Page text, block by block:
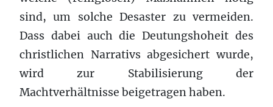
sind, um solche Desaster zu vermeiden.
Dass dabei auch die Deutungshoheit des
christlichen Narrativs abgesichert wurde,
wird zur Stabilisierung der
Machtverhältnisse beigetragen haben.